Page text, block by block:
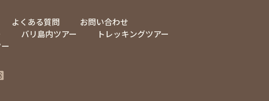
よくある質問
お問い合わせ
バリ島内ツアー
トレッキングツアー